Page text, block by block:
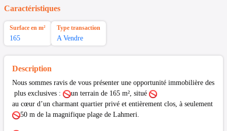
Caractéristiques
Surface en m²
165
Type transaction
A Vendre
Description
Nous sommes ravis de vous présenter une opportunité immobilière des
plus exclusives :
un terrain de 165 m², situé
au cœur d’un charmant quartier privé et entièrement clos, à seulement
50 m de la magnifique plage de Lahmeri.